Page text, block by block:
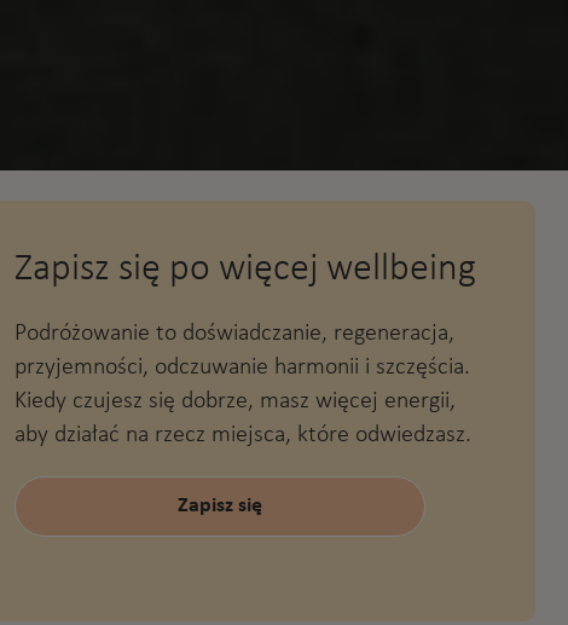
Zapisz się po więcej wellbeing
Podróżowanie to doświadczanie, regeneracja,
przyjemności, odczuwanie harmonii i szczęścia.
Kiedy czujesz się dobrze, masz więcej energii,
aby działać na rzecz miejsca, które odwiedzasz.
Zapisz się